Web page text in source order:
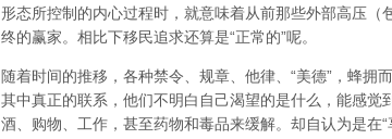
形态所控制的内心过程时，就意味着从前那些外部高压
终的赢家。相比下移民追求还算是“正常的”呢。
随着时间的推移，各种禁令、规章、他律、 “美德” ，蜂拥
其中真正的联系，他们不明白自己渴望的是什么，能感
酒、购物、工作，甚至药物和毒品来缓解。却自认为是在“